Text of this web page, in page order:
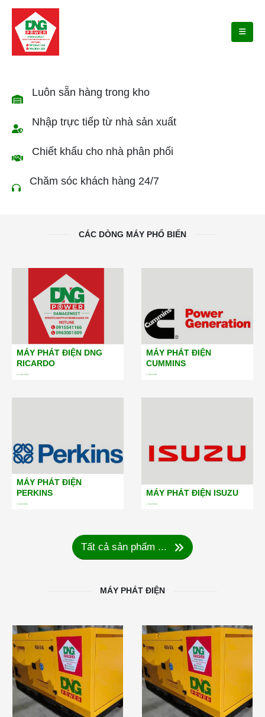
Luôn sẵn hàng trong kho
Nhập trực tiếp từ nhà sản xuất
Chiết khấu cho nhà phân phối
Chăm sóc khách hàng 24/7
CÁC DÒNG MÁY PHỔ BIẾN
MÁY PHÁT ĐIỆN DNG
RICARDO
19SẢN PHẨM
MÁY PHÁT ĐIỆN
CUMMINS
5SẢN PHẨM
MÁY PHÁT ĐIỆN
PERKINS
5SẢN PHẨM
MÁY PHÁT ĐIỆN ISUZU
1 SẢN PHẨM
Tất cả sản phẩm ...
MÁY PHÁT ĐIỆN